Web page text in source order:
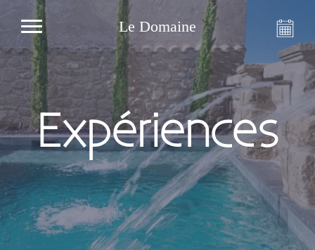
Le Domaine
Expériences